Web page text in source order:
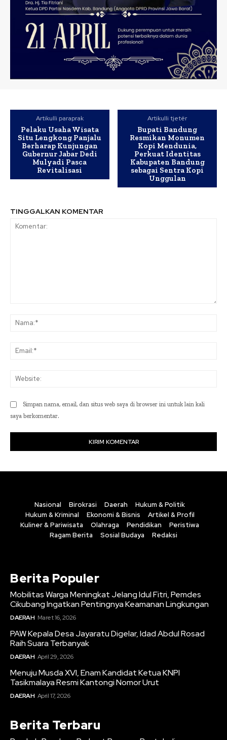
Artikulli paraprak
Pelaku Usaha Wisata
Situ Lengkong Panjalu
Berharap Kunjungan
Gubernur Jabar Dedi
Mulyadi Pasca
Revitalisasi
Artikulli tjetër
Bupati Bandung
Resmikan Monumen
Kopi Mendunia,
Perkuat Identitas
Kabupaten Bandung
sebagai Sentra Kopi
Unggulan
TINGGALKAN KOMENTAR
Simpan nama, email, dan situs web saya di browser ini untuk lain kali
saya berkomentar.
Nasional Birokrasi Daerah
Hukum & Politik
Hukum & Kriminal
Ekonomi & Bisnis
Artikel & Profil
Kuliner & Pariwisata
Olahraga Pendidikan
Peristiwa
Ragam Berita
Sosial Budaya Redaksi
Berita Populer
Mobilitas Warga Meningkat Jelang Idul Fitri, Pemdes
Cikubang Ingatkan Pentingnya Keamanan Lingkungan
DAERAH Maret 16, 2026
PAW Kepala Desa Jayaratu Digelar, Idad Abdul Rosad
Raih Suara Terbanyak
DAERAH April 29, 2026
Menuju Musda XVI, Enam Kandidat Ketua KNPI
Tasikmalaya Resmi Kantongi Nomor Urut
DAERAH April 17, 2026
Berita Terbaru